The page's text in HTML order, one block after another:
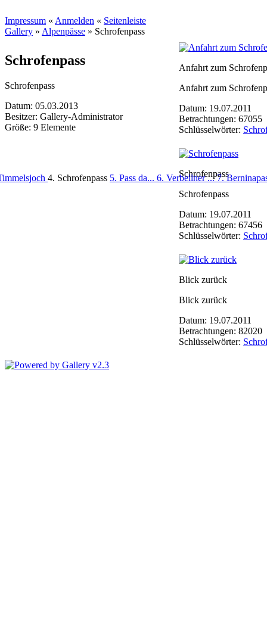
Impressum « Anmelden « Seitenleiste
Gallery » Alpenpässe » Schrofenpass
Schrofenpass
Schrofenpass
Datum: 05.03.2013
Besitzer: Gallery-Administrator
Größe: 9 Elemente
Anfahrt zum
Anfahrt zum
Datum: 19.07.2011
Betrachtungen: 67055
Schlüsselwörter:
Schrofenpass
Schrofenpass
Datum: 19.07.2011
Betrachtungen: 67456
Schlüsselwörter:
Blick zurück
Blick zurück
Datum: 19.07.2011
Betrachtungen: 82020
Schlüsselwörter:
4. Schrofenpass 5. Pass da... 6. Verbellner ...7.